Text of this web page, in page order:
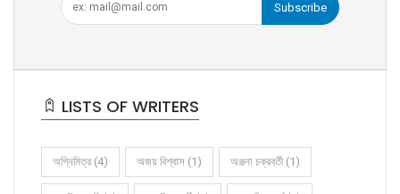
Subscribe
LISTS OF WRITERS
অগ্নিমিত্র (4) অজয় বিশ্বাস (1) অঞ্জনা চক্রবর্তী (1)